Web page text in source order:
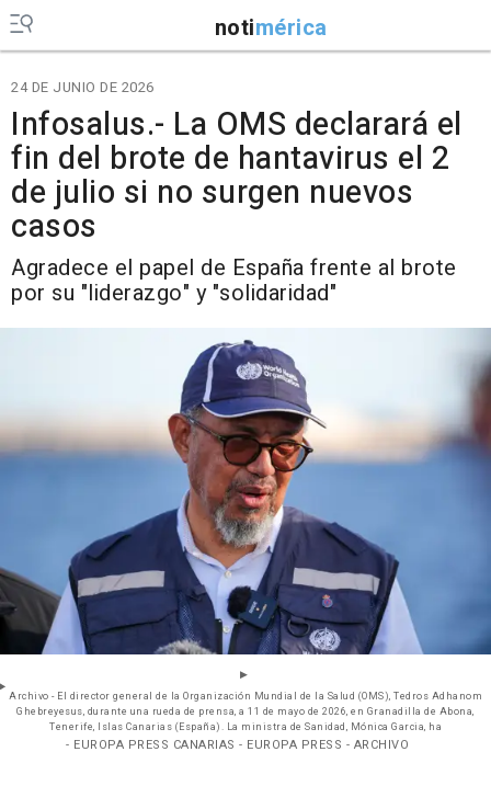
notimérica
24 DE JUNIO DE 2026
Infosalus.- La OMS declarará el
fin del brote de hantavirus el 2
de julio si no surgen nuevos
casos
Agradece el papel de España frente al brote
por su "liderazgo" y "solidaridad"
Archivo - El director general de la Organización Mundial de la Salud (OMS), Tedros Adhanom
Ghebreyesus, durante una rueda de prensa, a 11 de mayo de 2026, en Granadilla de Abona,
Tenerife, Islas Canarias (España). La ministra de Sanidad, Mónica Garcia, ha
- EUROPA PRESS CANARIAS - EUROPA PRESS - ARCHIVO